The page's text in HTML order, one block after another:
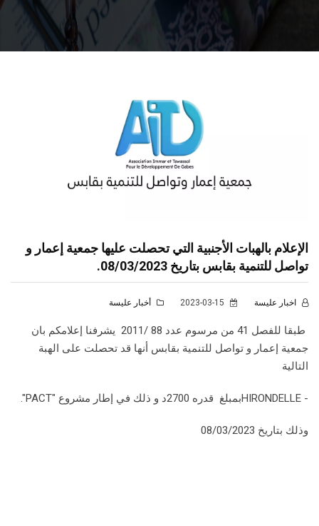
الإعلام بالهبات الأجنبية التي تحصلت عليها جمعية إعمار و
تواصل للتنمية بقابس بتاريخ 08/03/2023.
اخبار عليسة أخبار عليسة
طبقا للفصل 41 من مرسوم عدد 88 /2011 يشرفنا إعلامكم بان
جمعية إعمار و تواصل للتنمية بقابس أنها قد تحصلت على الهبة
التالية
- HIRONDELLEبمبلغ قدره 2700د و ذلك في إطار مشروع "PACT".
وذلك بتاريخ 08/03/2023